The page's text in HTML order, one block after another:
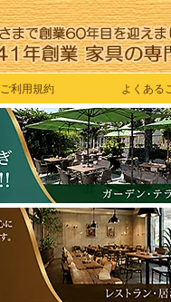
ご利用規約 よくある